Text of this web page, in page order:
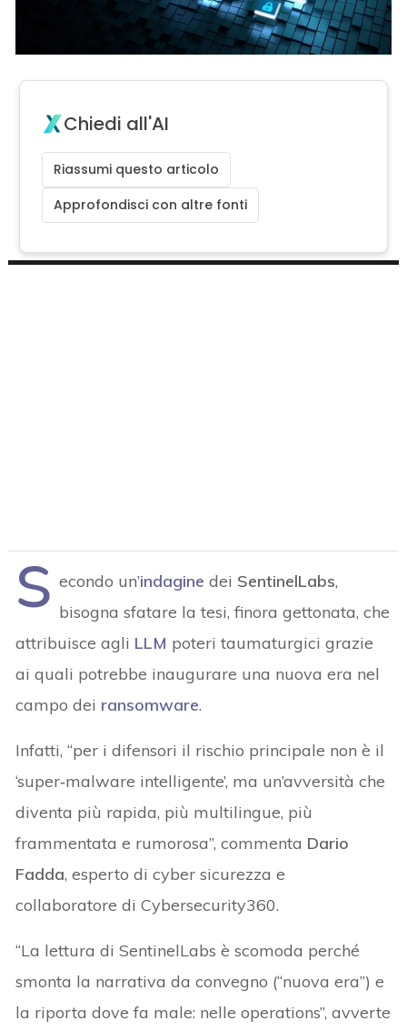
Chiedi all'AI
Riassumi questo articolo
Approfondisci con altre fonti
S econdo un’indagine dei SentinelLabs,
bisogna sfatare la tesi, finora gettonata, che
attribuisce agli LLM poteri taumaturgici grazie
ai quali potrebbe inaugurare una nuova era nel
campo dei ransomware.
Infatti, “per i difensori il rischio principale non è il
‘super‑malware intelligente’, ma un’avversità che
diventa più rapida, più multilingue, più
frammentata e rumorosa”, commenta Dario
Fadda, esperto di cyber sicurezza e
collaboratore di Cybersecurity360.
“La lettura di SentinelLabs è scomoda perché
smonta la narrativa da convegno (“nuova era”) e
la riporta dove fa male: nelle operations”, avverte